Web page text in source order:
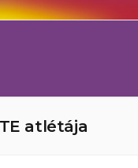
atlétája